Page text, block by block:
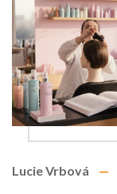
Lucie Vrbová